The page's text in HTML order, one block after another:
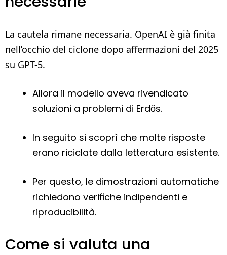
La cautela rimane necessaria. OpenAI è già finita
nell’occhio del ciclone dopo affermazioni del 2025
su GPT-5.
Allora il modello aveva rivendicato
soluzioni a problemi di Erdős.
In seguito si scoprì che molte risposte
erano riciclate dalla letteratura esistente.
Per questo, le dimostrazioni automatiche
richiedono verifiche indipendenti e
riproducibilità.
Come si valuta una